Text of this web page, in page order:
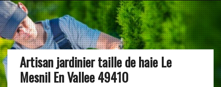
Artisan jardinier taille de haie Le
Mesnil En Vallee 49410